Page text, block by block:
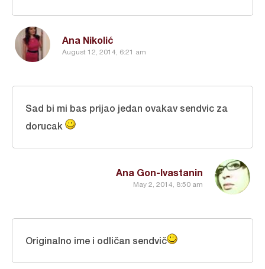
Ana Nikolić
August 12, 2014, 6:21 am
Ana Gon-Ivastanin
May 2, 2014, 8:50 am
Sad bi mi bas prijao jedan ovakav sendvic za
dorucak
Originalno ime i odličan sendvič